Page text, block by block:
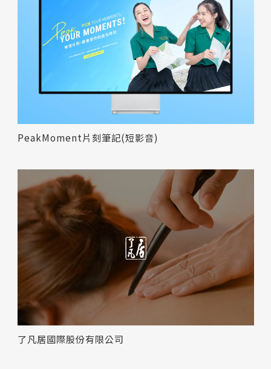
PeakMoment片刻筆記(短影音)
了凡居國際股份有限公司